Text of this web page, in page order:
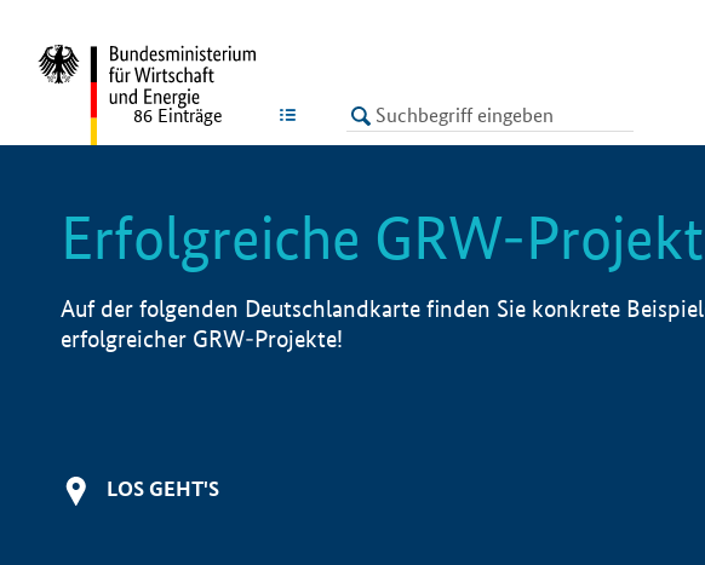
LISTE
86 Einträge
Erfolgreiche GRW-
Auf der folgenden Deutschlandkarte finden Sie konkrete
erfolgreicher GRW-Projekte!
LOS GEHT'S